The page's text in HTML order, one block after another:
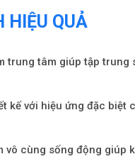
HIỆU QUẢ
trung tâm giúp tập
kế với hiệu ứng đặc biệt
vô cùng sống động giúp